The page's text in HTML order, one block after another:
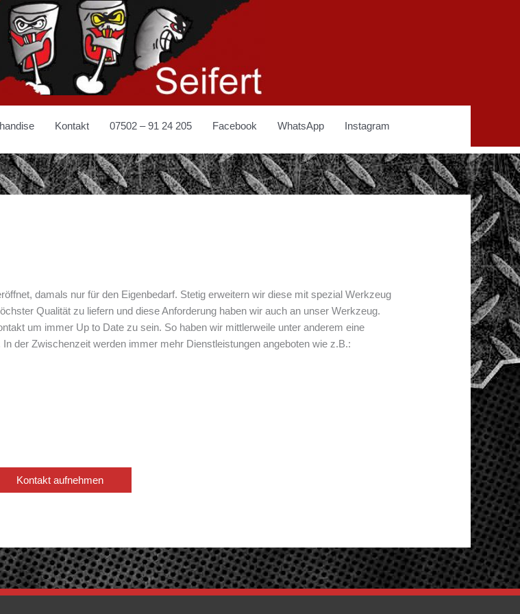
Kontakt 07502 – 91 24 205 Facebook WhatsApp Instagram
damals nur für den Eigenbedarf. Stetig erweitern wir diese mit spezial Werkzeug
Qualität zu liefern und diese Anforderung haben wir auch an unser Werkzeug.
um immer Up to Date zu sein. So haben wir mittlerweile unter anderem eine
der Zwischenzeit werden immer mehr Dienstleistungen angeboten wie z.B.:
Kontakt aufnehmen